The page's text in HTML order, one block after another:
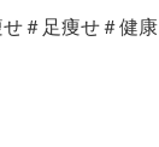
＃足痩せ＃健康